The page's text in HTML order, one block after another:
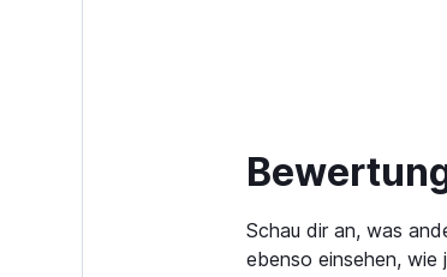
Schau dir an, was
ebenso einsehen, wie